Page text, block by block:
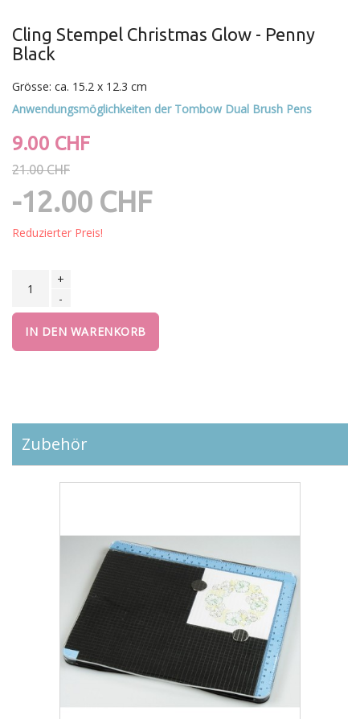
Cling Stempel Christmas Glow - Penny
Black
Grösse: ca. 15.2 x 12.3 cm
Anwendungsmöglichkeiten der Tombow Dual Brush Pens
9.00 CHF
21.00 CHF
-12.00 CHF
Reduzierter Preis!
+
-
IN DEN WARENKORB
Zubehör